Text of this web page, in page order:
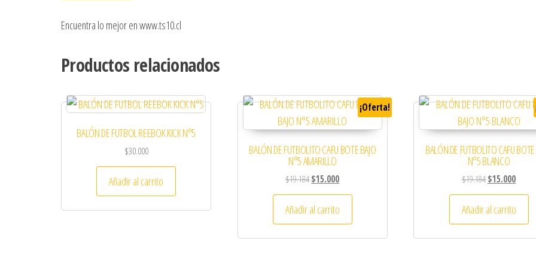
Encuentra lo mejor en www.ts10.cl
Productos relacionados
BALÓN DE FUTBOL REEBOK KICK N°5
$30.000
Añadir al carrito
¡Oferta!
BALÓN DE FUTBOLITO CAFU BOTE BAJO
N°5 AMARILLO
$19.184El precio original era: $19.184.
$15.000El precio actual es: $15.000.
Añadir al carrito
BALÓN DE FUTBOLITO CAFU BOTE
N°5 BLANCO
$19.184El precio
$15.000El
Añadir al carrito